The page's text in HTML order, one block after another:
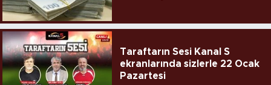
Taraftarın Sesi Kanal S
ekranlarında sizlerle 22 Ocak
Pazartesi